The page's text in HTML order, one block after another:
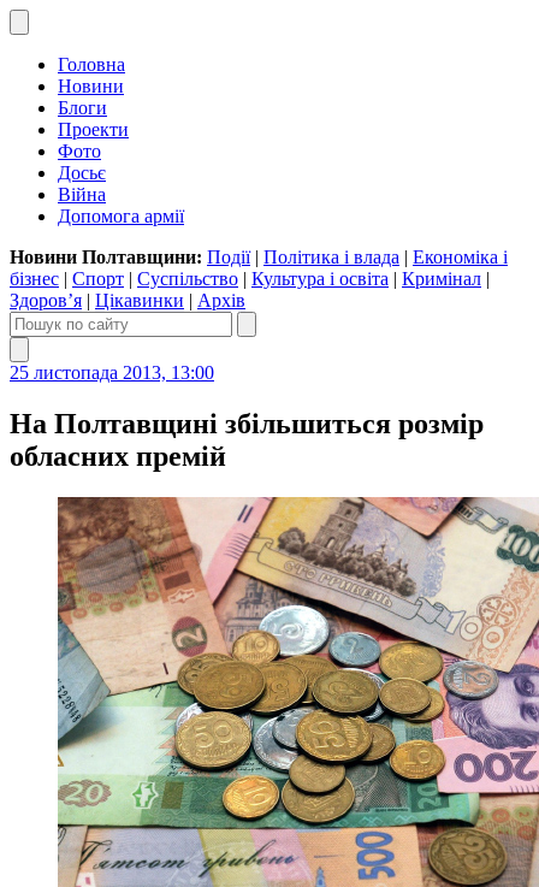
Головна
Новини
Блоги
Проекти
Фото
Досьє
Війна
Допомога армії
Новини Полтавщини: Події| Політика і влада | Економіка і
бізнес | Спорт | Суспільство | Культура і освіта | Кримінал |
Здоров’я | Цікавинки | Архів
25 листопада 2013, 13:00
На Полтавщині збільшиться розмір
обласних премій